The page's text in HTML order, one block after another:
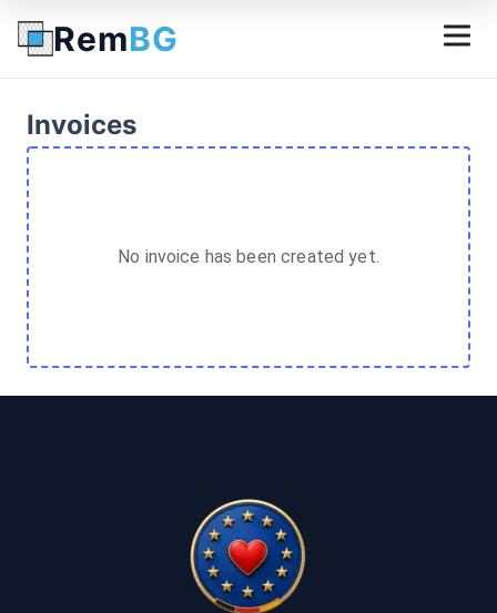
RemBG
Invoices
No invoice has been created yet.